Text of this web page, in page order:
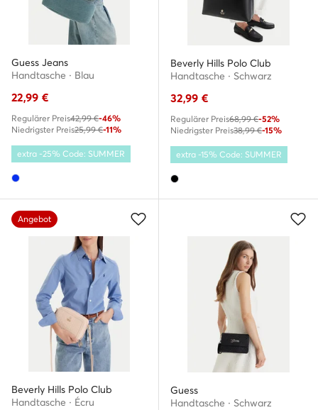
Guess Jeans
Handtasche · Blau
22,99 €
Regulärer Preis42,99 €-46%
Niedrigster Preis25,99 €-11%
extra -25% Code: SUMMER
Beverly Hills Polo Club
Handtasche · Schwarz
32,99 €
Regulärer Preis68,99 €-52%
Niedrigster Preis38,99 €-15%
extra -15% Code: SUMMER
Angebot
Beverly Hills Polo Club
Handtasche · Écru
Guess
Handtasche · Schwarz